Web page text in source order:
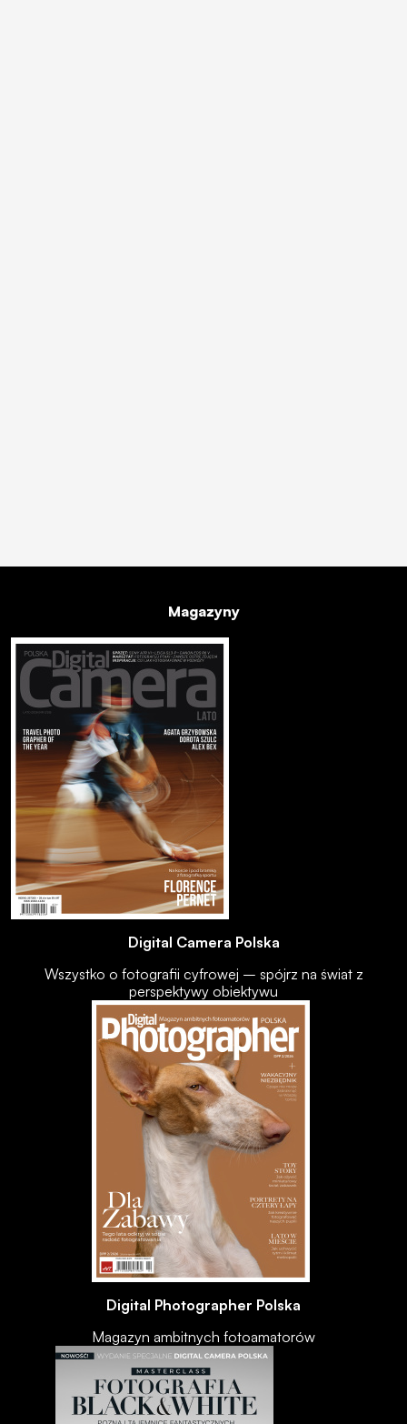
Magazyny
Digital Camera Polska
Wszystko o fotografii cyfrowej – spójrz na świat z
perspektywy obiektywu
Digital Photographer Polska
Magazyn ambitnych fotoamatorów